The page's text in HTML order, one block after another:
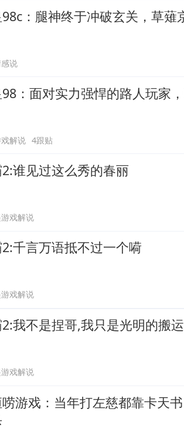
：腿神终于冲破玄关，草薙
说
：面对实力强悍的路人玩家
解说 4跟贴
谁见过这么秀的春丽
戏解说
千言万语抵不过一个嗬
戏解说
我不是捏哥,我只是光明的搬
戏解说
游戏：当年打左慈都靠卡天